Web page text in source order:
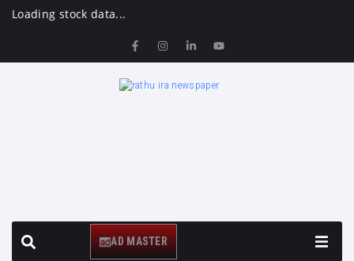
Loading stock data...
AD MASTER